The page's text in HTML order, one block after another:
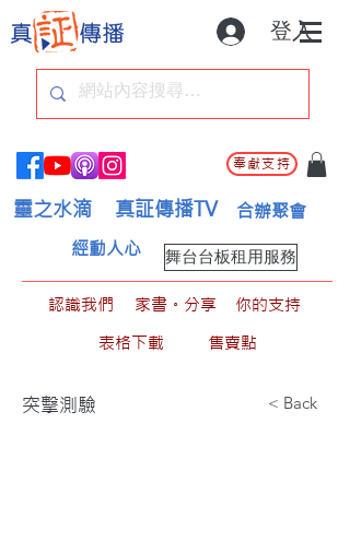
登入
奉獻支持
靈之水滴 真証傳播TV 合辦聚會
舞台台板租用服務
經動人心
認識我們 家書。分享
你的支持
表格下載
售賣點
突擊測驗 < Back